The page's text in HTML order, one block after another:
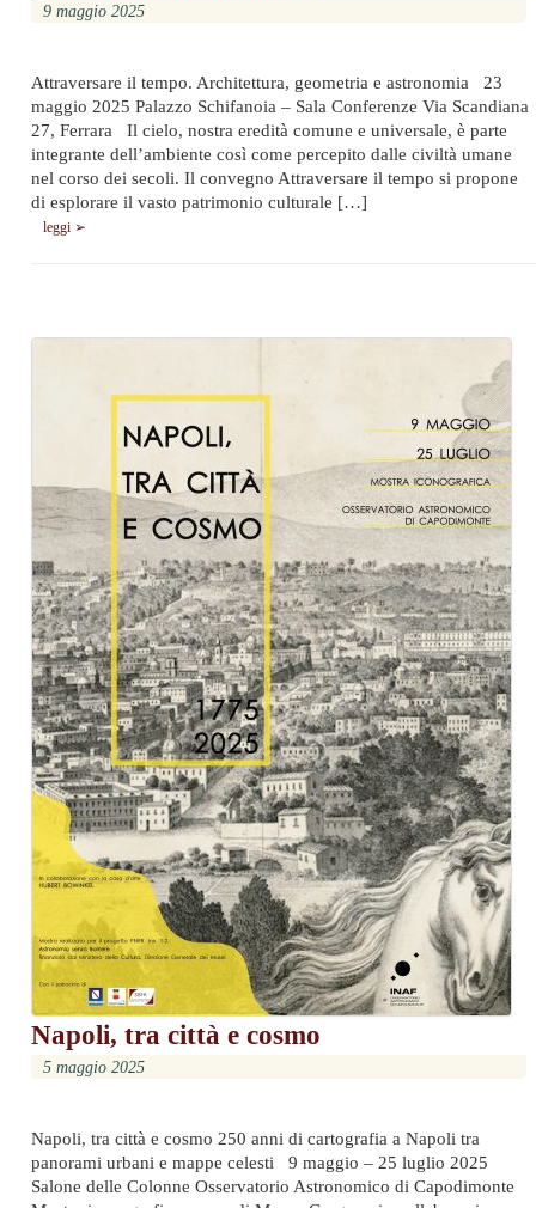
9 maggio 2025
Attraversare il tempo. Architettura, geometria e astronomia 23
maggio 2025 Palazzo Schifanoia – Sala Conferenze Via Scandiana
27, Ferrara Il cielo, nostra eredità comune e universale, è parte
integrante dell’ambiente così come percepito dalle civiltà umane
nel corso dei secoli. Il convegno Attraversare il tempo si propone
di esplorare il vasto patrimonio culturale […]
leggi ➢
Napoli, tra città e cosmo
5 maggio 2025
Napoli, tra città e cosmo 250 anni di cartografia a Napoli tra
panorami urbani e mappe celesti 9 maggio – 25 luglio 2025
Salone delle Colonne Osservatorio Astronomico di Capodimonte